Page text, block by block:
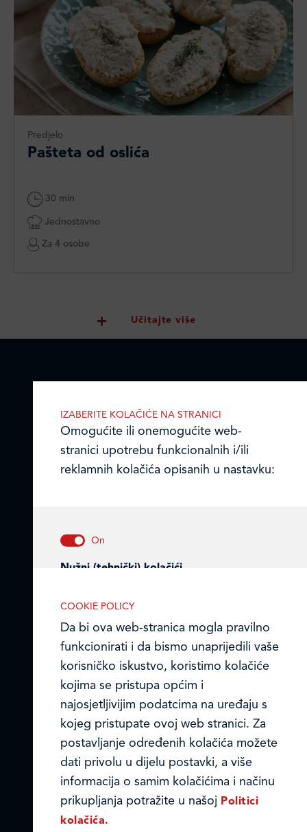
Predjelo
Pašteta od oslića
30 min
Jednostavno
Za 4 osobe
Učitajte više
LEDO PLUS D.O.O.
Ulica Julija Knifera 10,
10000 Zagreb, Hrvatska
Matični broj (MB): 4938763
Ledo u inozemstvu
Online formular
Obavijest o Privatnosti i Kolačići
Privacy notice and Cookies
© LEDO plus d.o.o. 2026.
COOKIE POLICY
Da bi ova web-stranica mogla pravilno
funkcionirati i da bismo unaprijedili vaše
korisničko iskustvo, koristimo kolačiće
kojima se pristupa općim i
najosjetljivijim podatcima na uređaju s
kojeg pristupate ovoj web stranici. Za
postavljanje određenih kolačića možete
dati privolu u dijelu postavki, a više
informacija o samim kolačićima i načinu
prikupljanja potražite u našoj Politici
kolačića.
IZABERITE KOLAČIĆE NA STRANICI
Omogućite ili onemogućite web-
stranici upotrebu funkcionalnih i/ili
reklamnih kolačića opisanih u nastavku:
Nužni (tehnički) kolačići
funkcionalnosti. Bez ovih kolačića, web-
stranica ne može pravilno funkcionirati,
a isključiti ih možete mijenjanjem
postavki u svome web-pregledniku.
Analitički kolačići
Analitički kolačići pomažu nam
unaprijediti web-stranicu prikupljanjem i